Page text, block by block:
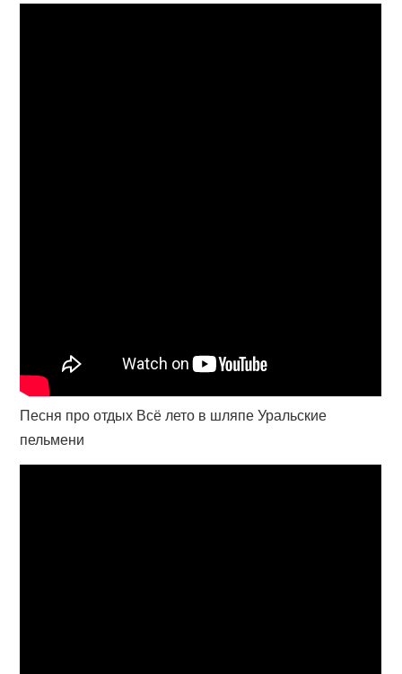
Песня про отдых Всё лето в шляпе Уральские
пельмени